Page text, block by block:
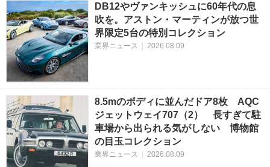
DB12やヴァンキッシュに60年代の息
吹を。アストン・マーティンが放つ世
界限定5台の特別コレクション
業界ニュース | 2026.08.09
8.5mのボディに並んだドア8枚 AQC
ジェットウェイ707（2） 長すぎて駐
車場から出られる気がしない 博物館
の目玉コレクション
業界ニュース | 2026.08.09